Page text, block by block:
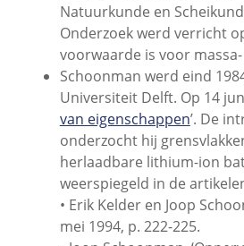
Natuurkunde en
Onderzoek werd verricht
voorwaarde is voor
Schoonman werd eind
Universiteit Delft. Op 14
van eigenschappen’. De
onderzocht hij
herlaadbare lithium-ion
weerspiegeld in de
• Erik Kelder en Joop
mei 1994, p. 222-225.